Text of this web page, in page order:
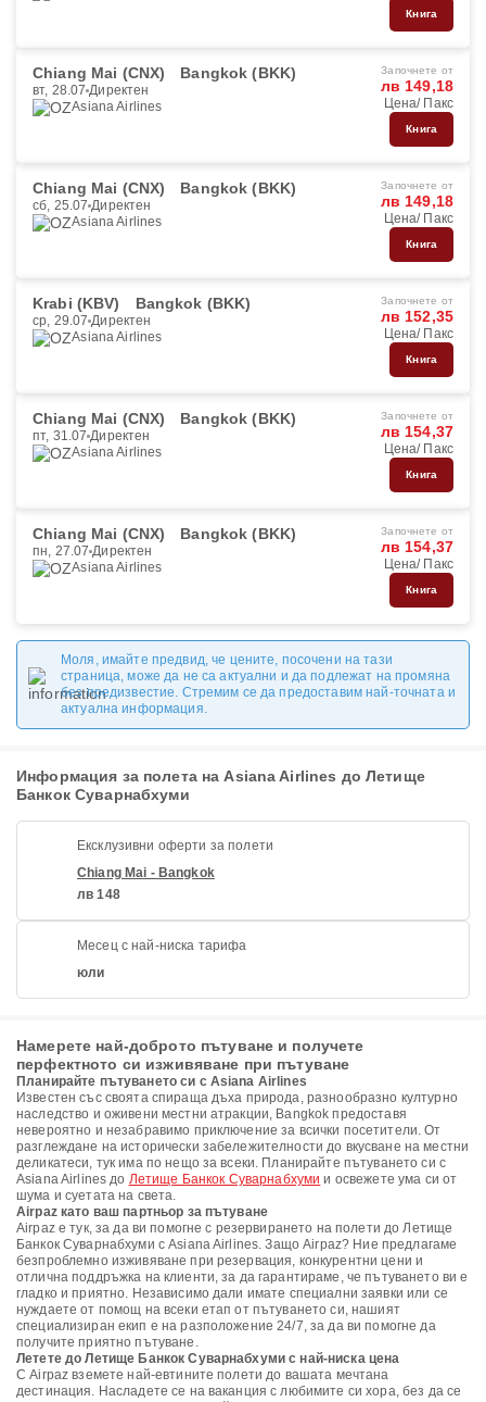
Книга
Chiang Mai (CNX) Bangkok (BKK)
вт, 28.07 Директен
Asiana Airlines
Започнете от
лв 149,18
Цена/ Пакс
Книга
Chiang Mai (CNX) Bangkok (BKK)
сб, 25.07 Директен
Asiana Airlines
Започнете от
лв 149,18
Цена/ Пакс
Книга
Krabi (KBV) Bangkok (BKK)
ср, 29.07 Директен
Asiana Airlines
Започнете от
лв 152,35
Цена/ Пакс
Книга
Chiang Mai (CNX) Bangkok (BKK)
пт, 31.07 Директен
Asiana Airlines
Започнете от
лв 154,37
Цена/ Пакс
Книга
Chiang Mai (CNX) Bangkok (BKK)
пн, 27.07 Директен
Asiana Airlines
Започнете от
лв 154,37
Цена/ Пакс
Книга
Моля, имайте предвид, че цените, посочени на тази
страница, може да не са актуални и да подлежат на промяна
без предизвестие. Стремим се да предоставим най-точната и
актуална информация.
Информация за полета на Asiana Airlines до Летище
Банкок Суварнабхуми
Ексклузивни оферти за полети
Chiang Mai - Bangkok
лв 148
Месец с най-ниска тарифа
юли
Намерете най-доброто пътуване и получете
перфектното си изживяване при пътуване
Планирайте пътуването си с Asiana Airlines
Известен със своята спираща дъха природа, разнообразно културно
наследство и оживени местни атракции, Bangkok предоставя
невероятно и незабравимо приключение за всички посетители. От
разглеждане на исторически забележителности до вкусване на местни
деликатеси, тук има по нещо за всеки. Планирайте пътуването си с
Asiana Airlines до Летище Банкок Суварнабхуми и освежете ума си от
шума и суетата на света.
Airpaz като ваш партньор за пътуване
Airpaz е тук, за да ви помогне с резервирането на полети до Летище
Банкок Суварнабхуми с Asiana Airlines. Защо Airpaz? Ние предлагаме
безпроблемно изживяване при резервация, конкурентни цени и
отлична поддръжка на клиенти, за да гарантираме, че пътуването ви е
гладко и приятно. Независимо дали имате специални заявки или се
нуждаете от помощ на всеки етап от пътуването си, нашият
специализиран екип е на разположение 24/7, за да ви помогне да
получите приятно пътуване.
Летете до Летище Банкок Суварнабхуми с най-ниска цена
С Airpaz вземете най-евтините полети до вашата мечтана
дестинация. Насладете се на ваканция с любимите си хора, без да се